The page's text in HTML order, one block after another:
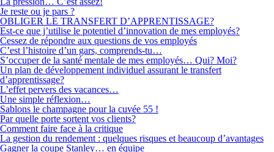
Je reste ou je pars ?
OBLIGER LE TRANSFERT D’APPRENTISSAGE?
Est-ce que j’utilise le potentiel d’innovation de mes employés?
Cessez de répondre aux questions de vos employés
C’est l’histoire d’un gars, comprends-tu…
S’occuper de la santé mentale de mes employés… Qui? Moi?
Un plan de développement individuel assurant le transfert
d’apprentissage?
L’effet pervers des vacances…
Une simple réflexion…
Sablons le champagne pour la cuvée 55 !
Par quelle porte sortent vos clients?
Comment faire face à la critique
La gestion du rendement : quelques risques et beaucoup d’avantages
Gagner la coupe Stanley… en équipe